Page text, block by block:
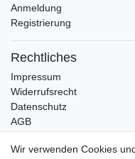
Anmeldung
Registrierung
Rechtliches
Impressum
Widerrufsrecht
Datenschutz
AGB
Bleibt auf dem
Wir verwenden Cookies